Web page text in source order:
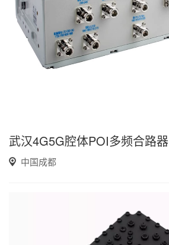
武汉4G5G腔体POI多频合路器
中国成都